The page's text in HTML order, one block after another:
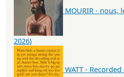
MOURIR - nous,
2026)
WATT -